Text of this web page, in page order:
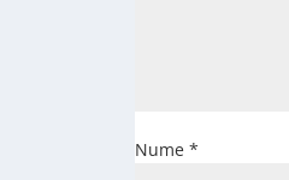
Nume *